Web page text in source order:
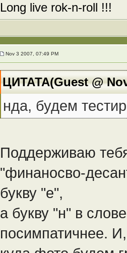
Long live rok-n-roll !!!
Nov 3 2007, 07:49 PM
ЦИТАТА(Guest @
нда, будем
Поддерживаю
"финаносво-
букву "е",
а букву "н" в
посимпатичнее.